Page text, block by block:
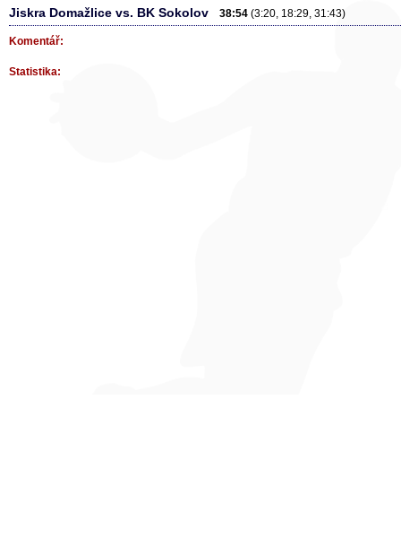
Jiskra Domažlice vs. BK Sokolov 38:54 (3:20, 18:29, 31:43)
Komentář:
Statistika: